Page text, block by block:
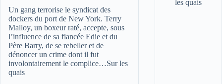
Un gang terrorise le syndicat des
dockers du port de New York. Terry
Malloy, un boxeur raté, accepte, sous
l’influence de sa fiancée Edie et du
Père Barry, de se rebeller et de
dénoncer un crime dont il fut
involontairement le complice…Sur les
quais